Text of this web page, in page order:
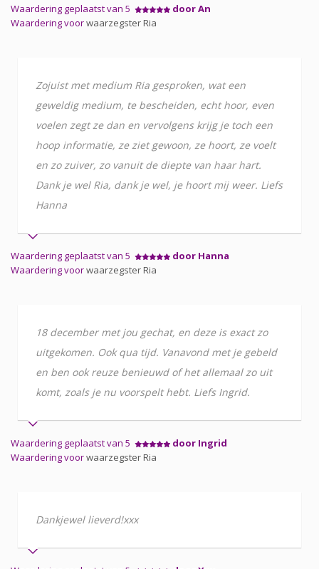
Waardering geplaatst van 5
door An
Waardering voorwaarzegster Ria
Zojuist met medium Ria gesproken, wat een
geweldig medium, te bescheiden, echt hoor, even
voelen zegt ze dan en vervolgens krijg je toch een
hoop informatie, ze ziet gewoon, ze hoort, ze voelt
en zo zuiver, zo vanuit de diepte van haar hart.
Dank je wel Ria, dank je wel, je hoort mij weer. Liefs
Hanna
Waardering geplaatst van 5
door Hanna
Waardering voorwaarzegster Ria
18 december met jou gechat, en deze is exact zo
uitgekomen. Ook qua tijd. Vanavond met je gebeld
en ben ook reuze benieuwd of het allemaal zo uit
komt, zoals je nu voorspelt hebt. Liefs Ingrid.
Waardering geplaatst van 5
door Ingrid
Waardering voorwaarzegster Ria
Dankjewel lieverd!xxx